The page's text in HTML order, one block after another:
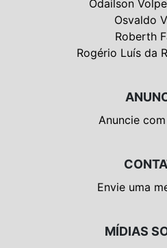
Odailson
Osvaldo
Roberth
Rogério Luís da
Anuncie
Envie uma
MÍDIAS